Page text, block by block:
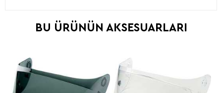
BU ÜRÜNÜN AKSESUARLARI